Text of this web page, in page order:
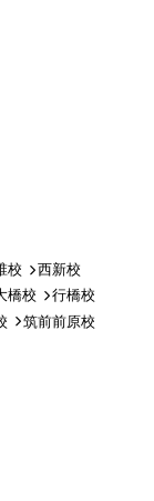
校
西新校
橋校
行橋校
筑前前原校